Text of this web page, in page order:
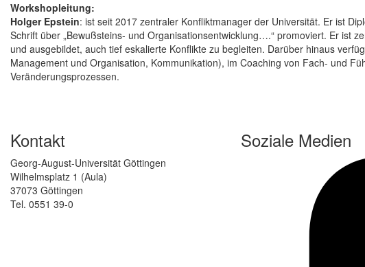
Workshopleitung:
Holger Epstein: ist seit 2017 zentraler Konfliktmanager der Universität. Er ist
Schrift über „Bewußsteins- und Organisationsentwicklung….“ promoviert. Er ist
und ausgebildet, auch tief eskalierte Konflikte zu begleiten. Darüber hinaus
Management und Organisation, Kommunikation), im Coaching von Fach- und
Veränderungsprozessen.
Kontakt
Georg-August-Universität Göttingen
Wilhelmsplatz 1 (Aula)
37073 Göttingen
Tel. 0551 39-0
Soziale Medien